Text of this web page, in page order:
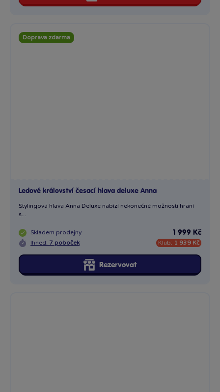
Doprava zdarma
Ledové království česací hlava deluxe Anna
Stylingová hlava Anna Deluxe nabízí nekonečné možnosti hraní
s...
Skladem prodejny
Ihned: 7 poboček
1 999 Kč
Klub: 1 939 Kč
Rezervovat